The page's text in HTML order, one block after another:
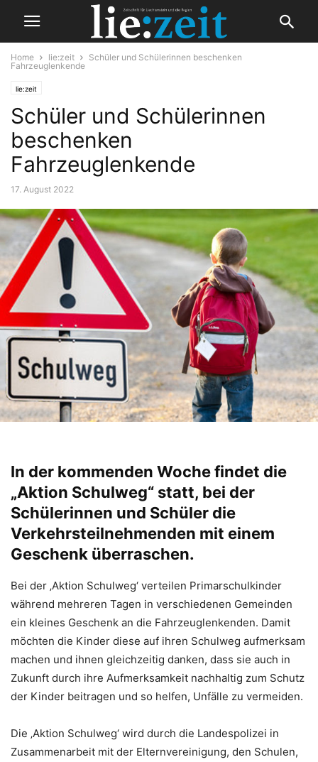
Home lie:zeit
Schüler und Schülerinnen beschenken
Fahrzeuglenkende
lie:zeit
Schüler und Schülerinnen
beschenken
Fahrzeuglenkende
17. August 2022
In der kommenden Woche findet die
„Aktion Schulweg“ statt, bei der
Schülerinnen und Schüler die
Verkehrsteilnehmenden mit einem
Geschenk überraschen.
Bei der ‚Aktion Schulweg‘ verteilen Primarschulkinder
während mehreren Tagen in verschiedenen Gemeinden
ein kleines Geschenk an die Fahrzeuglenkenden. Damit
möchten die Kinder diese auf ihren Schulweg aufmerksam
machen und ihnen gleichzeitig danken, dass sie auch in
Zukunft durch ihre Aufmerksamkeit nachhaltig zum Schutz
der Kinder beitragen und so helfen, Unfälle zu vermeiden.
Die ‚Aktion Schulweg‘ wird durch die Landespolizei in
Zusammenarbeit mit der Elternvereinigung, den Schulen,